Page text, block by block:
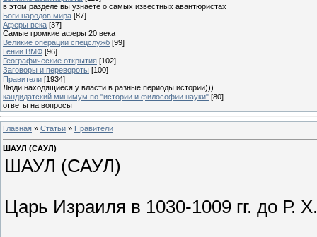
в этом разделе вы узнаете о самых известных авантюристах
Боги народов мира [87]
Аферы века [37]
Самые громкие аферы 20 века
Великие операции спецслужб [99]
Гении ВМФ [96]
Географические открытия [102]
Заговоры и перевороты [100]
Правители [1934]
Люди находящиеся у власти в разные периоды истории)))
кандидатский минимум по "истории и философии науки" [80]
ответы на вопросы
Главная » Статьи » Правители
ШАУЛ (САУЛ)
ШАУЛ (САУЛ)
Царь Израиля в 1030-1009 гг. до Р. Х.